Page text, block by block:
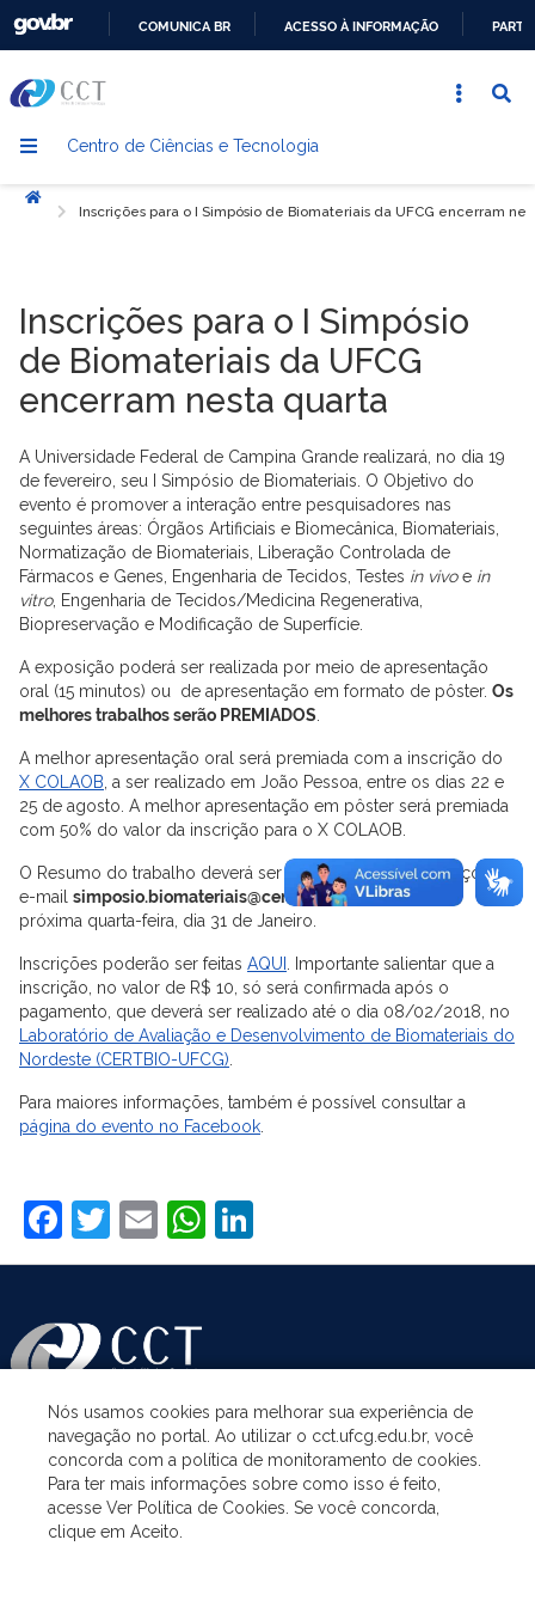
CONTEÚDO
COMUNICA BR ACESSO À INFORMAÇÃO
Centro de Ciências e Tecnologia
Início
Inscrições para o I Simpósio de Biomateriais da UFCG encerram
Inscrições para o I Simpósio
de Biomateriais da UFCG
encerram nesta quarta
A Universidade Federal de Campina Grande realizará, no dia 19
de fevereiro, seu I Simpósio de Biomateriais. O Objetivo do
evento é promover a interação entre pesquisadores nas
seguintes áreas: Órgãos Artificiais e Biomecânica, Biomateriais,
Normatização de Biomateriais, Liberação Controlada de
Fármacos e Genes, Engenharia de Tecidos, Testes in vivoe in
vitro, Engenharia de Tecidos/Medicina Regenerativa,
Biopreservação e Modificação de Superfície.
A exposição poderá ser realizada por meio de apresentação
oral (15 minutos) ou de apresentação em formato de pôster. Os
melhores trabalhos serão PREMIADOS
A melhor apresentação oral será premiada com a inscrição do
X COLAOB , a ser realizado em João Pessoa, entre os dias 22 e
25 de agosto. A melhor apresentação em pôster será premiada
com 50% do valor da inscrição para o X COLAOB.
O Resumo do trabalho deverá ser enviado para o endereço de
e-mail simposio.biomateriais@certbio.ufcg.edu.br
próxima quarta-feira, dia 31 de Janeiro.
Inscrições poderão ser feitas AQUI . Importante salientar que a
inscrição, no valor de R$ 10, só será confirmada após o
pagamento, que deverá ser realizado até o dia 08/02/2018, no
Laboratório de Avaliação e Desenvolvimento de Biomateriais do
Nordeste (CERTBIO-UFCG)
Para maiores informações, também é possível consultar a
página do evento no Facebook
Facebook
Twitter
EmailWhatsApp
ASSUNTOS
ACESSO À INFORMAÇÃO
Nós usamos cookies para melhorar sua experiência de
navegação no portal. Ao utilizar o cct.ufcg.edu.br, você
concorda com a política de monitoramento de cookies.
Para ter mais informações sobre como isso é feito,
acesse Ver Política de Cookies. Se você concorda,
clique em Aceito.